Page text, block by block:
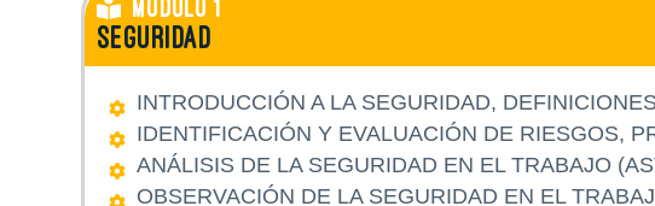
MÓDULO 1
SEGURIDAD
INTRODUCCIÓN A LA SEGURIDAD,
IDENTIFICACIÓN Y EVALUACIÓN DE RIESGOS,
ANÁLISIS DE LA SEGURIDAD EN EL TRABAJO
OBSERVACIÓN DE LA SEGURIDAD EN EL